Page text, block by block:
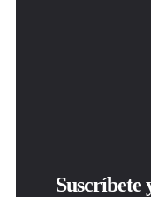
Suscríbete